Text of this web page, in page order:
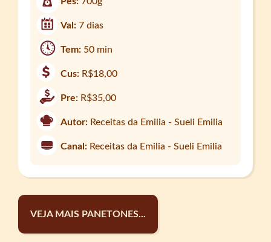
Val:7 dias
Tem: 50 min
Cus: R$18,00
Pre: R$35,00
Autor: Receitas da Emilia - Sueli Emilia
Canal: Receitas da Emilia - Sueli Emilia
VEJA MAIS PANETONES...